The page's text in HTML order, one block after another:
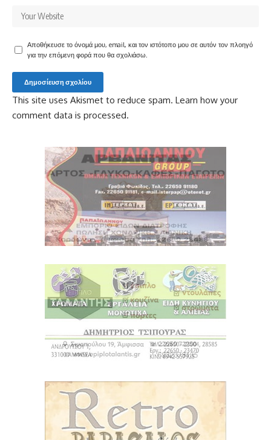
Αποθήκευσε το όνομά μου, email, και τον ιστότοπο μου σε αυτόν τον πλοηγό
για την επόμενη φορά που θα σχολιάσω.
This site uses Akismet to reduce spam. Learn how your
comment data is processed.